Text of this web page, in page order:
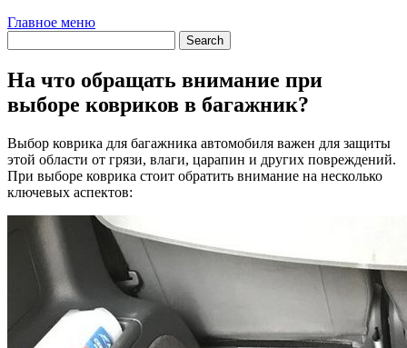
Главное меню
На что обращать внимание при
выборе ковриков в багажник?
Выбор коврика для багажника автомобиля важен для защиты
этой области от грязи, влаги, царапин и других повреждений.
При выборе коврика стоит обратить внимание на несколько
ключевых аспектов: